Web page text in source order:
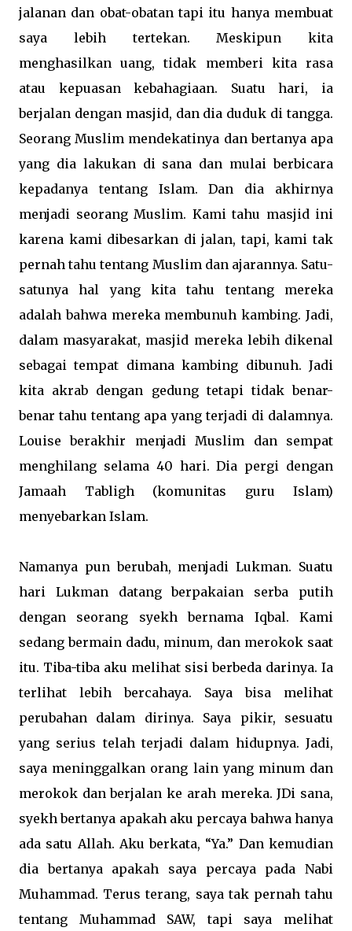
jalanan dan obat-obatan tapi itu hanya membuat
saya lebih tertekan. Meskipun kita
menghasilkan uang, tidak memberi kita rasa
atau kepuasan kebahagiaan. Suatu hari, ia
berjalan dengan masjid, dan dia duduk di tangga.
Seorang Muslim mendekatinya dan bertanya apa
yang dia lakukan di sana dan mulai berbicara
kepadanya tentang Islam. Dan dia akhirnya
menjadi seorang Muslim. Kami tahu masjid ini
karena kami dibesarkan di jalan, tapi, kami tak
pernah tahu tentang Muslim dan ajarannya. Satu-
satunya hal yang kita tahu tentang mereka
adalah bahwa mereka membunuh kambing. Jadi,
dalam masyarakat, masjid mereka lebih dikenal
sebagai tempat dimana kambing dibunuh. Jadi
kita akrab dengan gedung tetapi tidak benar-
benar tahu tentang apa yang terjadi di dalamnya.
Louise berakhir menjadi Muslim dan sempat
menghilang selama 40 hari. Dia pergi dengan
Jamaah Tabligh (komunitas guru Islam)
menyebarkan Islam.
Namanya pun berubah, menjadi Lukman. Suatu
hari Lukman datang berpakaian serba putih
dengan seorang syekh bernama Iqbal. Kami
sedang bermain dadu, minum, dan merokok saat
itu. Tiba-tiba aku melihat sisi berbeda darinya. Ia
terlihat lebih bercahaya. Saya bisa melihat
perubahan dalam dirinya. Saya pikir, sesuatu
yang serius telah terjadi dalam hidupnya. Jadi,
saya meninggalkan orang lain yang minum dan
merokok dan berjalan ke arah mereka. JDi sana,
syekh bertanya apakah aku percaya bahwa hanya
ada satu Allah. Aku berkata, “Ya.” Dan kemudian
dia bertanya apakah saya percaya pada Nabi
Muhammad. Terus terang, saya tak pernah tahu
tentang Muhammad SAW, tapi saya melihat